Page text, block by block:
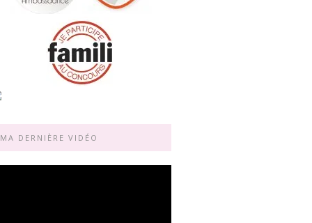
MA DERNIÈRE VIDÉO